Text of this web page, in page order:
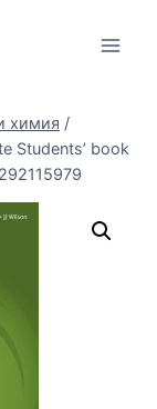
химия /
Students’ book